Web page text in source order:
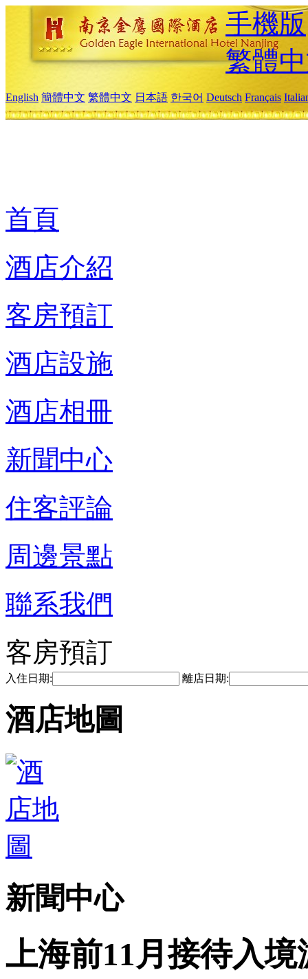
手機版
繁體
English 簡體中文 繁體中文 日本語 한국어 Deutsch Français
首頁
酒店介紹
客房預訂
酒店設施
酒店相冊
新聞中心
住客評論
周邊景點
聯系我們
客房預訂
入住日期: 離店日期:
酒店地圖
新聞中心
上海前11月接待入